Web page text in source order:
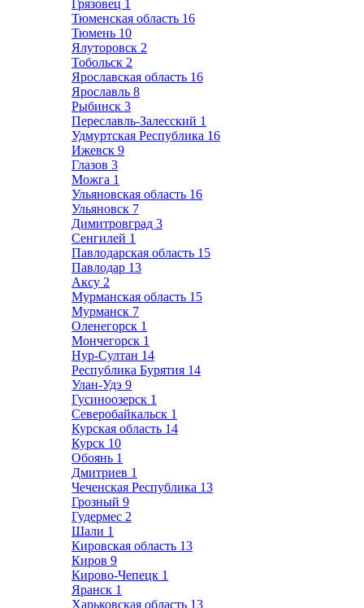
Грязовец 1
Тюменская область 16
Тюмень 10
Ялуторовск 2
Тобольск 2
Ярославская область 16
Ярославль 8
Рыбинск 3
Переславль-Залесский 1
Удмуртская Республика 16
Ижевск 9
Глазов 3
Можга 1
Ульяновская область 16
Ульяновск 7
Димитровград 3
Сенгилей 1
Павлодарская область 15
Павлодар 13
Аксу 2
Мурманская область 15
Мурманск 7
Оленегорск 1
Мончегорск 1
Нур-Султан 14
Республика Бурятия 14
Улан-Удэ 9
Гусиноозерск 1
Северобайкальск 1
Курская область 14
Курск 10
Обоянь 1
Дмитриев 1
Чеченская Республика 13
Грозный 9
Гудермес 2
Шали 1
Кировская область 13
Киров 9
Кирово-Чепецк 1
Яранск 1
Харьковская область 13